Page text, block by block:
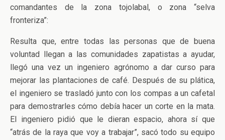
comandantes de la zona tojolabal, o zona “selva
fronteriza”:
Resulta que, entre todas las personas que de buena
voluntad llegan a las comunidades zapatistas a ayudar,
llegó una vez un ingeniero agrónomo a dar curso para
mejorar las plantaciones de café. Después de su plática,
el ingeniero se trasladó junto con los compas a un cafetal
para demostrarles cómo debía hacer un corte en la mata.
El ingeniero pidió que le dieran espacio, ahora sí que
“atrás de la raya que voy a trabajar”, sacó todo su equipo